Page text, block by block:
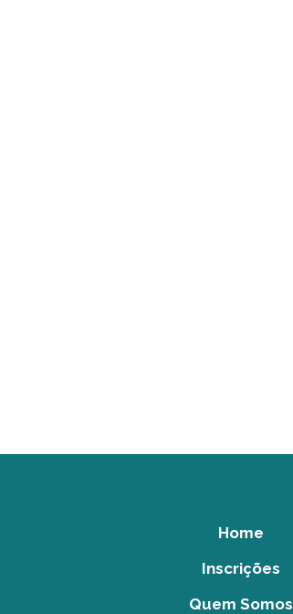
Home
Inscrições
Quem Somos